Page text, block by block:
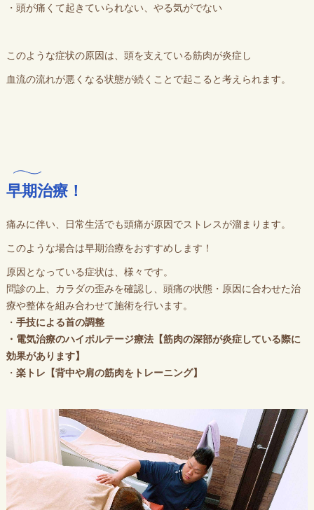
・頭が痛くて起きていられない、やる気がでない
このような症状の原因は、頭を支えている筋肉が炎症し
血流の流れが悪くなる状態が続くことで起こると考えられます。
早期治療！
痛みに伴い、日常生活でも頭痛が原因でストレスが溜まります。
このような場合は早期治療をおすすめします！
原因となっている症状は、様々です。
問診の上、カラダの歪みを確認し、頭痛の状態・原因に合わせた治
療や整体を組み合わせて施術を行います。
・ 手技による首の調整
・電気治療のハイボルテージ療法【筋肉の深部が炎症している際に
効果があります】
・ 楽トレ【背中や肩の筋肉をトレーニング】